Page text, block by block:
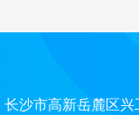
长沙市高新岳麓区